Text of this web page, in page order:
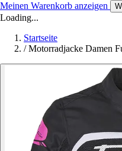
Meinen Warenkorb anzeigen
Loading...
Startseite
/ Motorradjacke Damen